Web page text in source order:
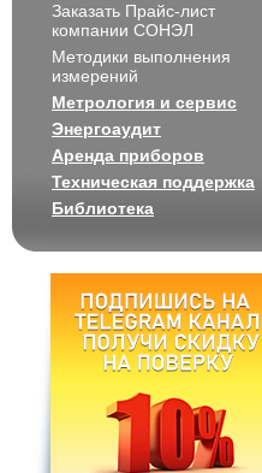
Заказать Прайс-лист
компании СОНЭЛ
Методики выполнения
измерений
Метрология и сервис
Энергоаудит
Аренда приборов
Техническая поддержка
Библиотека